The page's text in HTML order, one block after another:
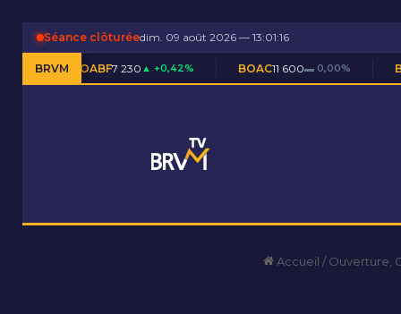
Séance clôturéedim. 09 août 2026 — 13:01:16
BRVM
7 230▲ +0,42% BOAC11 600 ▬ 0,00% BOAM5 590 ▲
Accueil / Ouverture,